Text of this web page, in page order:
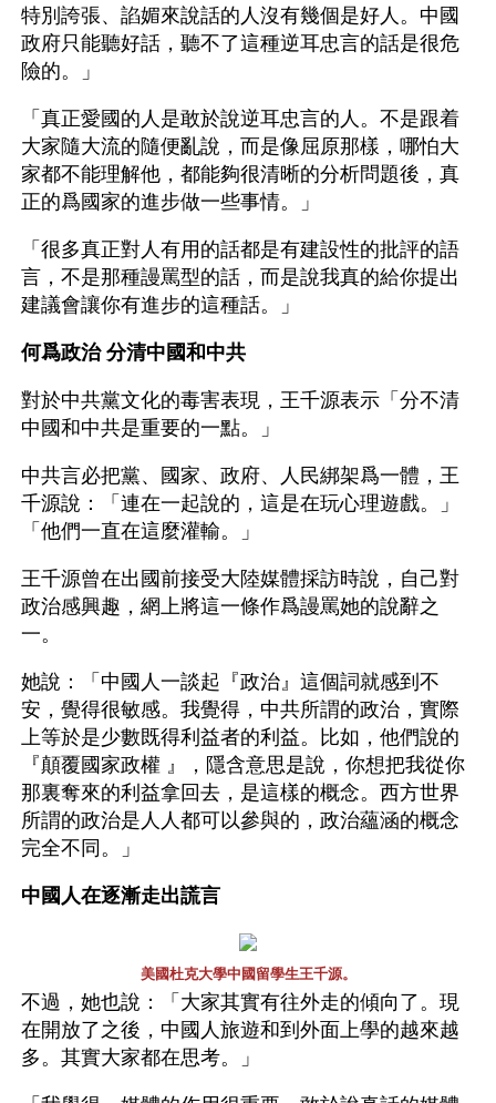
特別誇張、諂媚來說話的人沒有幾個是好人。中國
政府只能聽好話，聽不了這種逆耳忠言的話是很危
險的。」
「真正愛國的人是敢於說逆耳忠言的人。不是跟着
大家隨大流的隨便亂說，而是像屈原那樣，哪怕大
家都不能理解他，都能夠很清晰的分析問題後，真
正的爲國家的進步做一些事情。」
「很多真正對人有用的話都是有建設性的批評的語
言，不是那種謾罵型的話，而是說我真的給你提出
建議會讓你有進步的這種話。」
何爲政治 分清中國和中共
對於中共黨文化的毒害表現，王千源表示「分不清
中國和中共是重要的一點。」
中共言必把黨、國家、政府、人民綁架爲一體，王
千源說：「連在一起說的，這是在玩心理遊戲。」
「他們一直在這麼灌輸。」
王千源曾在出國前接受大陸媒體採訪時說，自己對
政治感興趣，網上將這一條作爲謾罵她的說辭之
一。
她說：「中國人一談起『政治』這個詞就感到不
安，覺得很敏感。我覺得，中共所謂的政治，實際
上等於是少數既得利益者的利益。比如，他們說的
『顛覆國家政權 』，隱含意思是說，你想把我從你
那裏奪來的利益拿回去，是這樣的概念。西方世界
所謂的政治是人人都可以參與的，政治蘊涵的概念
完全不同。」
中國人在逐漸走出謊言
美國杜克大學中國留學生王千源。
不過，她也說：「大家其實有往外走的傾向了。現
在開放了之後，中國人旅遊和到外面上學的越來越
多。其實大家都在思考。」